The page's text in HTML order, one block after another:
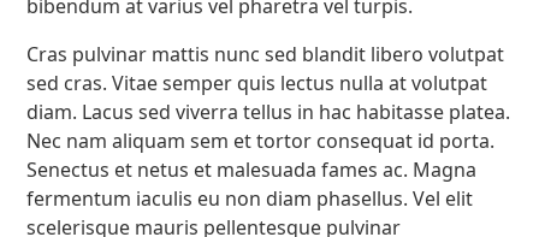
bibendum at varius vel pharetra vel turpis.
Cras pulvinar mattis nunc sed blandit libero volutpat
sed cras. Vitae semper quis lectus nulla at volutpat
diam. Lacus sed viverra tellus in hac habitasse platea.
Nec nam aliquam sem et tortor consequat id porta.
Senectus et netus et malesuada fames ac. Magna
fermentum iaculis eu non diam phasellus. Vel elit
scelerisque mauris pellentesque pulvinar